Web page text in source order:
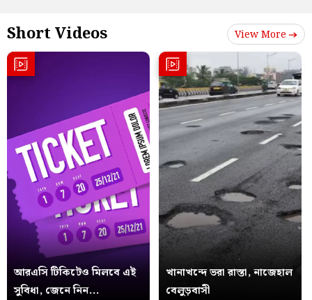
Short Videos View More
আরএসি টিকিটেও মিলবে এই
সুবিধা, জেনে নিন...
খানাখন্দে ভরা রাস্তা, নাজেহাল
বেলুড়বাসী